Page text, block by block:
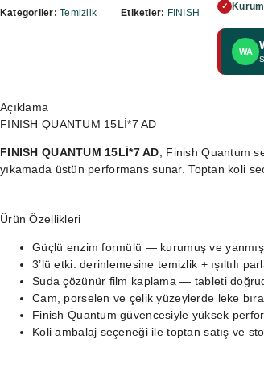
Kategoriler:Temizlik Etiketler: FINISH
✓
WA
Açıklama
FINISH QUANTUM 15Lİ*7 AD
FINISH QUANTUM 15Lİ*7 AD , Finish Quantum
yıkamada üstün performans sunar. Toptan koli
Ürün Özellikleri
Güçlü enzim formülü — kurumuş ve
3’lü etki: derinlemesine temizlik + ışıltılı
Suda çözünür film kaplama — tableti
Cam, porselen ve çelik yüzeylerde leke
Finish Quantum güvencesiyle yüksek
Koli ambalaj seçeneği ile toptan satış ve